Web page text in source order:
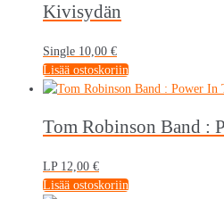
Kivisydän
Single 10,00 €
Lisää ostoskoriin
Tom Robinson Band :
LP 12,00 €
Lisää ostoskoriin